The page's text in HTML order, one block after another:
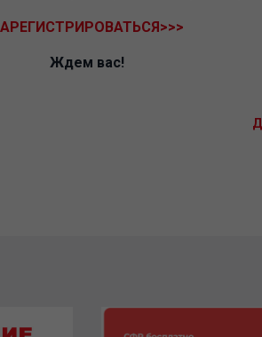
Ждем вас!